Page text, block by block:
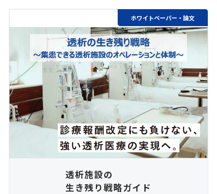
ホワイトペーパー・論文
透析施設の
生き残り戦略ガイド